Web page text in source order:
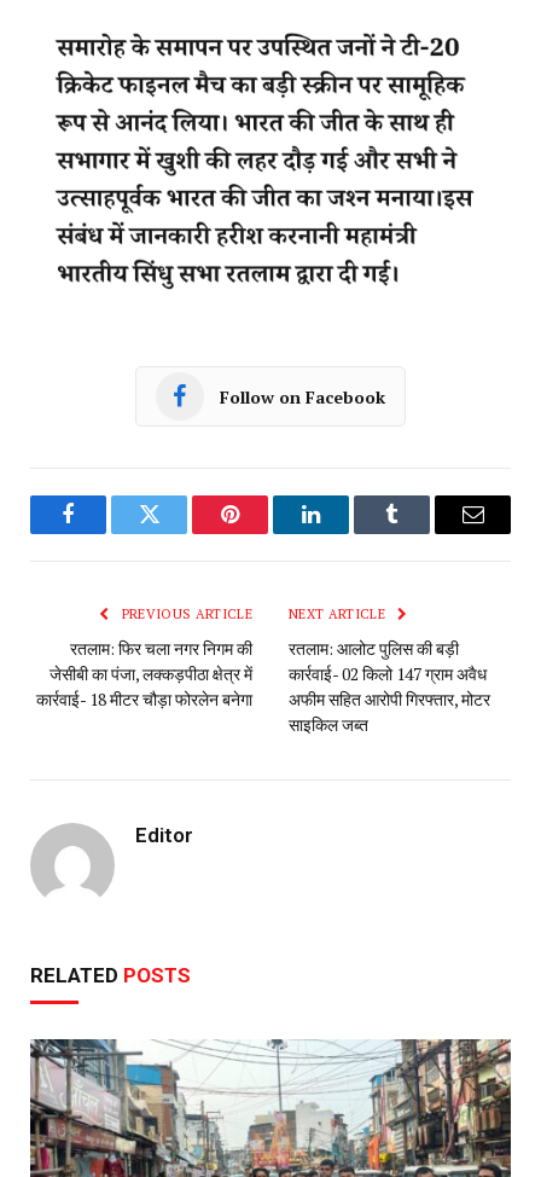
Follow on Facebook
FacebookTwitter Pinterest LinkedInTumblr Email
PREVIOUS ARTICLE
रतलाम: फिर चला नगर निगम की
जेसीबी का पंजा, लक्कड़पीठा क्षेत्र में
कार्रवाई- 18 मीटर चौड़ा फोरलेन बनेगा
NEXT ARTICLE
रतलाम: आलोट पुलिस की बड़ी
कार्रवाई- 02 किलो 147 ग्राम अवैध
अफीम सहित आरोपी गिरफ्तार, मोटर
साइकिल जब्त
Editor
RELATED POSTS